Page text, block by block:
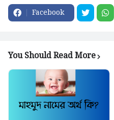
Facebook
You Should Read More